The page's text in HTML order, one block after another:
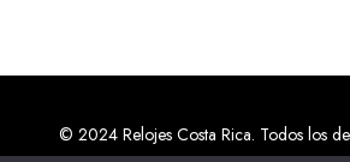
© 2024 Relojes Costa Rica. Todos los